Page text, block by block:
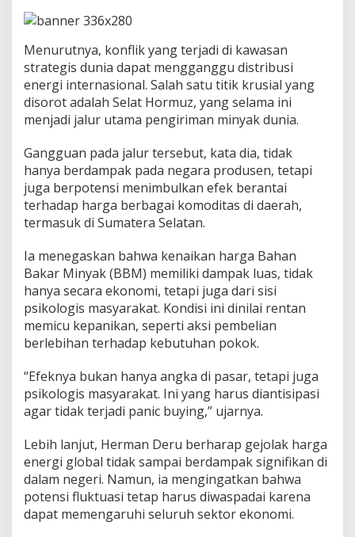
l
b
a
t
e
r
a
d
a
p
B
B
d
a
n
K
e
u
t
h
a
n
P
k
o
k
Menurutnya, konflik yang terjadi di kawasan
strategis dunia dapat mengganggu distribusi
energi internasional. Salah satu titik krusial yang
disorot adalah Selat Hormuz, yang selama ini
menjadi jalur utama pengiriman minyak dunia.
Gangguan pada jalur tersebut, kata dia, tidak
hanya berdampak pada negara produsen, tetapi
juga berpotensi menimbulkan efek berantai
terhadap harga berbagai komoditas di daerah,
termasuk di Sumatera Selatan.
Ia menegaskan bahwa kenaikan harga Bahan
Bakar Minyak (BBM) memiliki dampak luas, tidak
hanya secara ekonomi, tetapi juga dari sisi
psikologis masyarakat. Kondisi ini dinilai rentan
memicu kepanikan, seperti aksi pembelian
berlebihan terhadap kebutuhan pokok.
“Efeknya bukan hanya angka di pasar, tetapi juga
psikologis masyarakat. Ini yang harus diantisipasi
agar tidak terjadi panic buying,” ujarnya.
Lebih lanjut, Herman Deru berharap gejolak harga
energi global tidak sampai berdampak signifikan di
dalam negeri. Namun, ia mengingatkan bahwa
potensi fluktuasi tetap harus diwaspadai karena
dapat memengaruhi seluruh sektor ekonomi.